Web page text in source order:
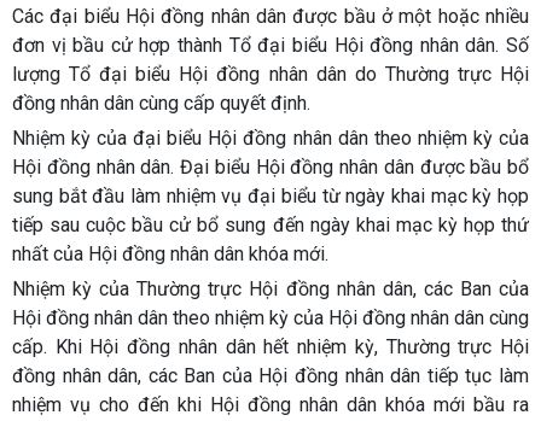
Các đại biểu Hội đồng nhân dân được bầu ở một hoặc nhiều
đơn vị bầu cử hợp thành Tổ đại biểu Hội đồng nhân dân. Số
lượng Tổ đại biểu Hội đồng nhân dân do Thường trực Hội
đồng nhân dân cùng cấp quyết định.
Nhiệm kỳ của đại biểu Hội đồng nhân dân theo nhiệm kỳ của
Hội đồng nhân dân. Đại biểu Hội đồng nhân dân được bầu bổ
sung bắt đầu làm nhiệm vụ đại biểu từ ngày khai mạc kỳ họp
tiếp sau cuộc bầu cử bổ sung đến ngày khai mạc kỳ họp thứ
nhất của Hội đồng nhân dân khóa mới.
Nhiệm kỳ của Thường trực Hội đồng nhân dân, các Ban của
Hội đồng nhân dân theo nhiệm kỳ của Hội đồng nhân dân cùng
cấp. Khi Hội đồng nhân dân hết nhiệm kỳ, Thường trực Hội
đồng nhân dân, các Ban của Hội đồng nhân dân tiếp tục làm
nhiệm vụ cho đến khi Hội đồng nhân dân khóa mới bầu ra